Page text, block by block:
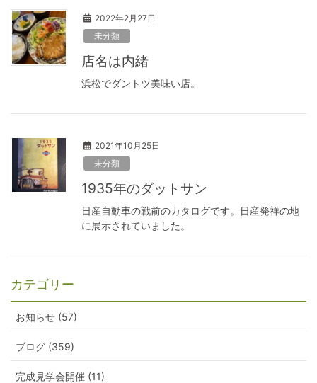
2022年2月27日
未分類
店名は内緒
浜松でダントツ美味い店。
2021年10月25日
未分類
1935年のダットサン
日産自動車の戦前のカタログです。日産発祥の地
に展示されていました。
カテゴリー
お知らせ (57)
ブログ (359)
完成見学会開催 (11)